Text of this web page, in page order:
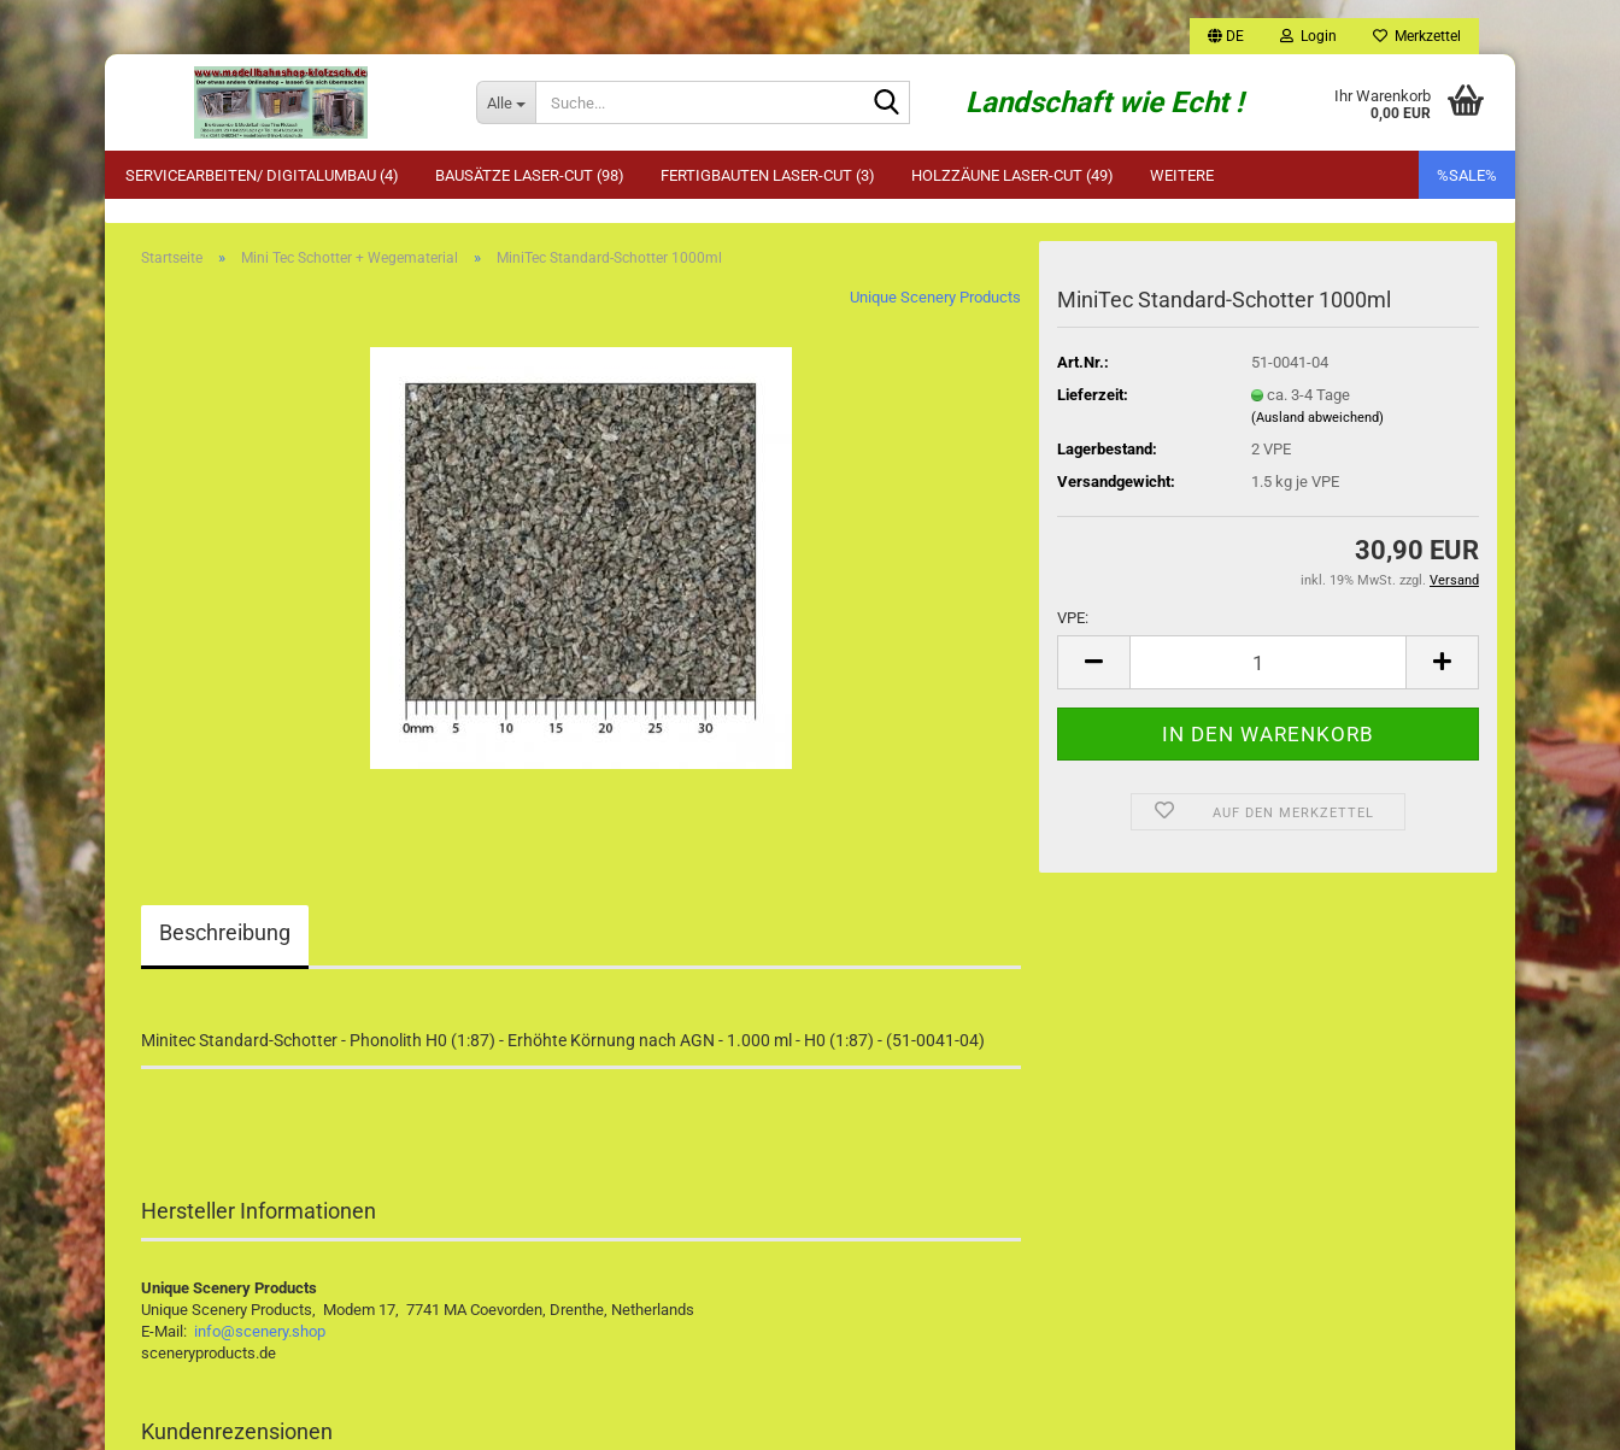
DE Login Merkzettel
Alle Landschaft wie Echt ! Ihr Warenkorb
0,00 EUR
SERVICEARBEITEN/ DIGITALUMBAU (4) BAUSÄTZE LASER-CUT (98) FERTIGBAUTEN LASER-CUT (3) HOLZZÄUNE LASER-CUT (49) %SALE%
WEITERE
Startseite » Mini Tec Schotter + Wegematerial » MiniTec Standard-Schotter 1000ml
Unique Scenery Products MiniTec Standard-Schotter 1000ml
Art.Nr.:
51-0041-04
Lieferzeit:
ca. 3-4 Tage
(Ausland abweichend)
Lagerbestand: 2 VPE
Versandgewicht:
1.5kg je VPE
30,90 EUR
inkl. 19% MwSt. zzgl. Versand
VPE:
AUF DEN MERKZETTEL
Beschreibung
Minitec Standard-Schotter - Phonolith H0 (1:87) - Erhöhte Körnung nach AGN - 1.000 ml - H0 (1:87) - (51-0041-04)
Hersteller Informationen
Unique Scenery Products
Unique Scenery Products, Modem 17, 7741 MA Coevorden, Drenthe, Netherlands
E-Mail: info@scenery.shop
sceneryproducts.de
Kundenrezensionen